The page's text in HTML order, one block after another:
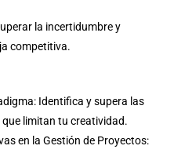
la incertidumbre y
competitiva.
Identifica y supera las
limitan tu creatividad.
en la Gestión de Proyectos: